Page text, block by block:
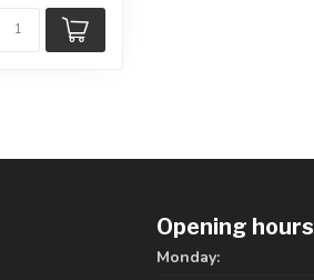
Opening hours
Monday: